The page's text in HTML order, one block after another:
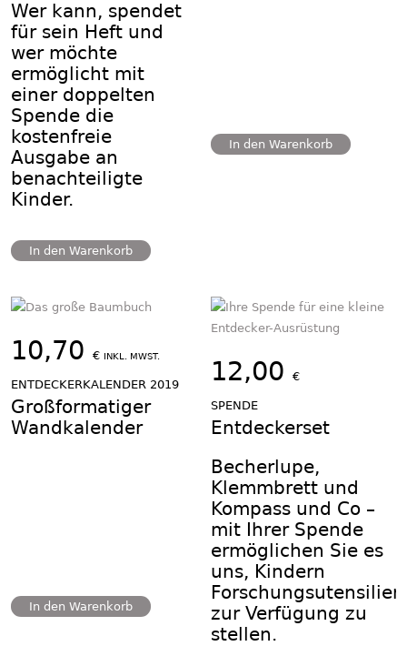
Wer kann, spendet
für sein Heft und
wer möchte
ermöglicht mit
einer doppelten
Spende die
kostenfreie
Ausgabe an
benachteiligte
Kinder.
In den Warenkorb
In den Warenkorb
10,70 € INKL. MWST.
ENTDECKERKALENDER 2019
Großformatiger
Wandkalender
In den Warenkorb
12,00€
SPENDE
Entdeckerset
Becherlupe,
Klemmbrett und
Kompass und Co –
mit Ihrer Spende
ermöglichen Sie es
uns, Kindern
Forschungsutensilien
zur Verfügung zu
stellen.